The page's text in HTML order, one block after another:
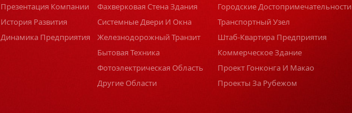
Презентация Компании
История Развития
Динамика Предприятия
Фахверковая Стена Здания
Системные Двери И Окна
Железнодорожный Транзит
Бытовая Техника
Фотоэлектрическая Область
Другие Области
Городские Достопримечательности
Транспортный Узел
Штаб-Квартира Предприятия
Коммерческое Здание
Проект Гонконга И Макао
Проекты За Рубежом